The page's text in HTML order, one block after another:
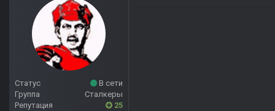
Статус
В сети
Группа
Сталкеры
Репутация
25